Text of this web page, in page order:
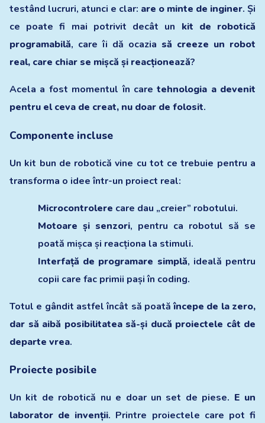
testând lucruri, atunci e clar: are o minte de inginer. Și
ce poate fi mai potrivit decât un kit de robotică
programabilă, care îi dă ocazia să creeze un robot
real, care chiar se mișcă și reacționează?
Acela a fost momentul în caretehnologia a devenit
pentru el ceva de creat, nu doar de folosit.
Componente incluse
Un kit bun de robotică vine cu tot ce trebuie pentru a
transforma o idee într-un proiect real:
Microcontrolere care dau „creier” robotului.
Motoare și senzori, pentru ca robotul să se
poată mișca și reacționa la stimuli.
Interfață de programare simplă, ideală pentru
copii care fac primii pași în coding.
Totul e gândit astfel încât să poatăîncepe de la zero,
dar să aibă posibilitatea să-și ducă proiectele cât de
departe vrea.
Proiecte posibile
Un kit de robotică nu e doar un set de piese. E un
laborator de invenții. Printre proiectele care pot fi